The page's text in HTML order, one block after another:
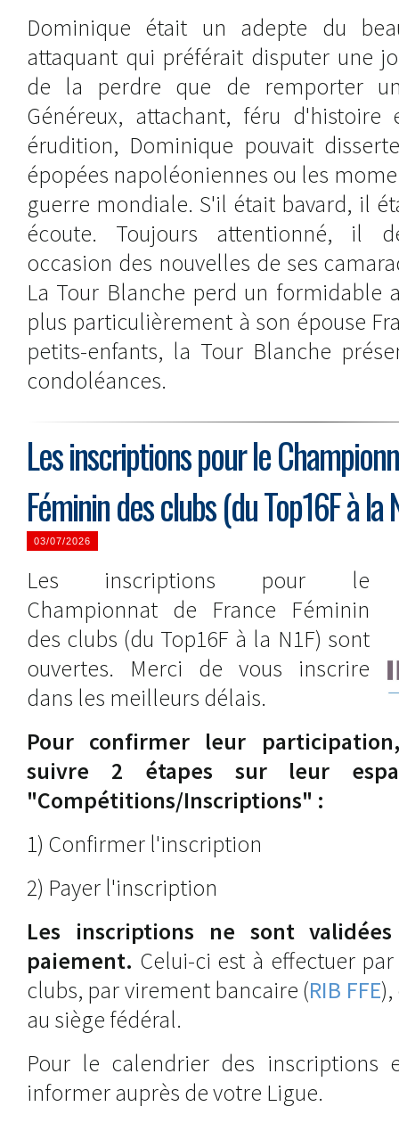
Dominique était un adepte du
attaquant qui préférait disputer une
de la perdre que de remporter
Généreux, attachant, féru
érudition, Dominique pouvait
épopées napoléoniennes ou les
guerre mondiale. S'il était bavard, il
écoute. Toujours attentionné, il
occasion des nouvelles de ses
La Tour Blanche perd un formidable
plus particulièrement à son épouse
petits-enfants, la Tour Blanche
condoléances.
Les inscriptions pour le
Féminin des clubs (du Top16F à
03/07/2026
Les inscriptions pour le
Championnat de France Féminin
des clubs (du Top16F à la N1F) sont
ouvertes. Merci de vous inscrire
dans les meilleurs délais.
Pour confirmer leur
suivre 2 étapes sur leur
"Compétitions/Inscriptions" :
1) Confirmer l'inscription
2) Payer l'inscription
Les inscriptions ne sont
paiement. Celui-ci est à effectuer
clubs, par virement bancaire (RIB FFE
au siège fédéral.
Pour le calendrier des inscriptions
informer auprès de votre Ligue.